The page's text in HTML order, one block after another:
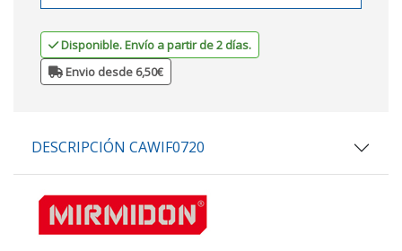
Disponible. Envío a partir de 2 días.
Envio desde 6,50€
DESCRIPCIÓN CAWIF0720